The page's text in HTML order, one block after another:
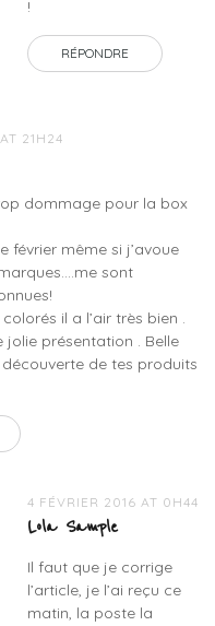
!
RÉPONDRE
21H24
dommage pour la box
février même si j’avoue
sont
il a l’air très bien .
jolie présentation . Belle
de tes produits
4 FÉVRIER 2016 AT 0H44
Lola Sample
Il faut que je corrige
l’article, je l’ai reçu ce
matin, la poste la